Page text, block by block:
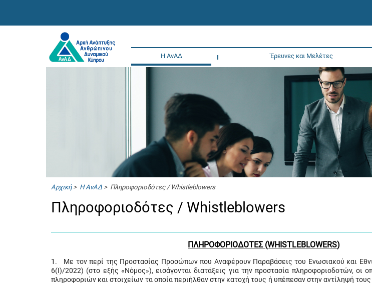
Η ΑνΑΔ Έρευνες και Μελέτες
Αρχική> Η ΑνΑΔ > Πληροφοριοδότες / Whistleblowers
Πληροφοριοδότες / Whistleblowers
ΠΛΗΡΟΦΟΡΙΟΔΟΤΕΣ (WHISTLEBLOWERS)
1. Με τον περί της Προστασίας Προσώπων που Αναφέρουν Παραβάσεις του Ενωσιακού και
6(I)/2022) (στο εξής «Νόμος»), εισάγονται διατάξεις για την προστασία πληροφοριοδοτών, οι
πληροφοριών και στοιχείων τα οποία περιήλθαν στην κατοχή τους ή υπέπεσαν στην αντίληψή